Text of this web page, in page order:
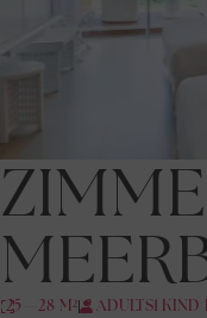
25—28 M² 2 ADULTS1 KIND